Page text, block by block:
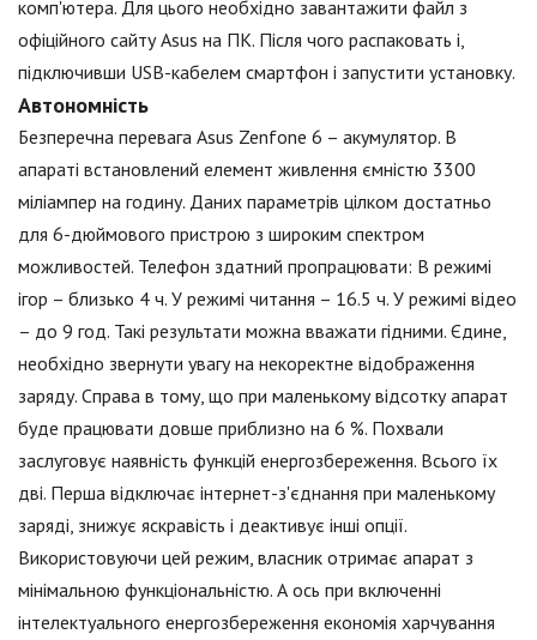
комп'ютера. Для цього необхідно завантажити файл з
офіційного сайту Asus на ПК. Після чого распаковать і,
підключивши USB-кабелем смартфон і запустити установку.
Автономність
Безперечна перевага Asus Zenfone 6 – акумулятор. В
апараті встановлений елемент живлення ємністю 3300
міліампер на годину. Даних параметрів цілком достатньо
для 6-дюймового пристрою з широким спектром
можливостей. Телефон здатний пропрацювати: В режимі
ігор – близько 4 ч. У режимі читання – 16.5 ч. У режимі відео
– до 9 год. Такі результати можна вважати гідними. Єдине,
необхідно звернути увагу на некоректне відображення
заряду. Справа в тому, що при маленькому відсотку апарат
буде працювати довше приблизно на 6 %. Похвали
заслуговує наявність функцій енергозбереження. Всього їх
дві. Перша відключає інтернет-з'єднання при маленькому
заряді, знижує яскравість і деактивує інші опції.
Використовуючи цей режим, власник отримає апарат з
мінімальною функціональністю. А ось при включенні
інтелектуального енергозбереження економія харчування